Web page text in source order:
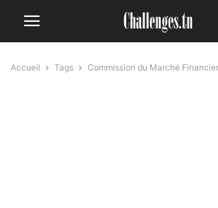
Accueil Tags Commission du Marché Financier